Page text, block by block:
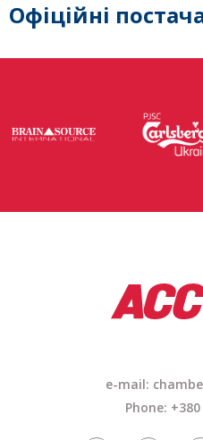
Офіційні
e-mail:
Phone: